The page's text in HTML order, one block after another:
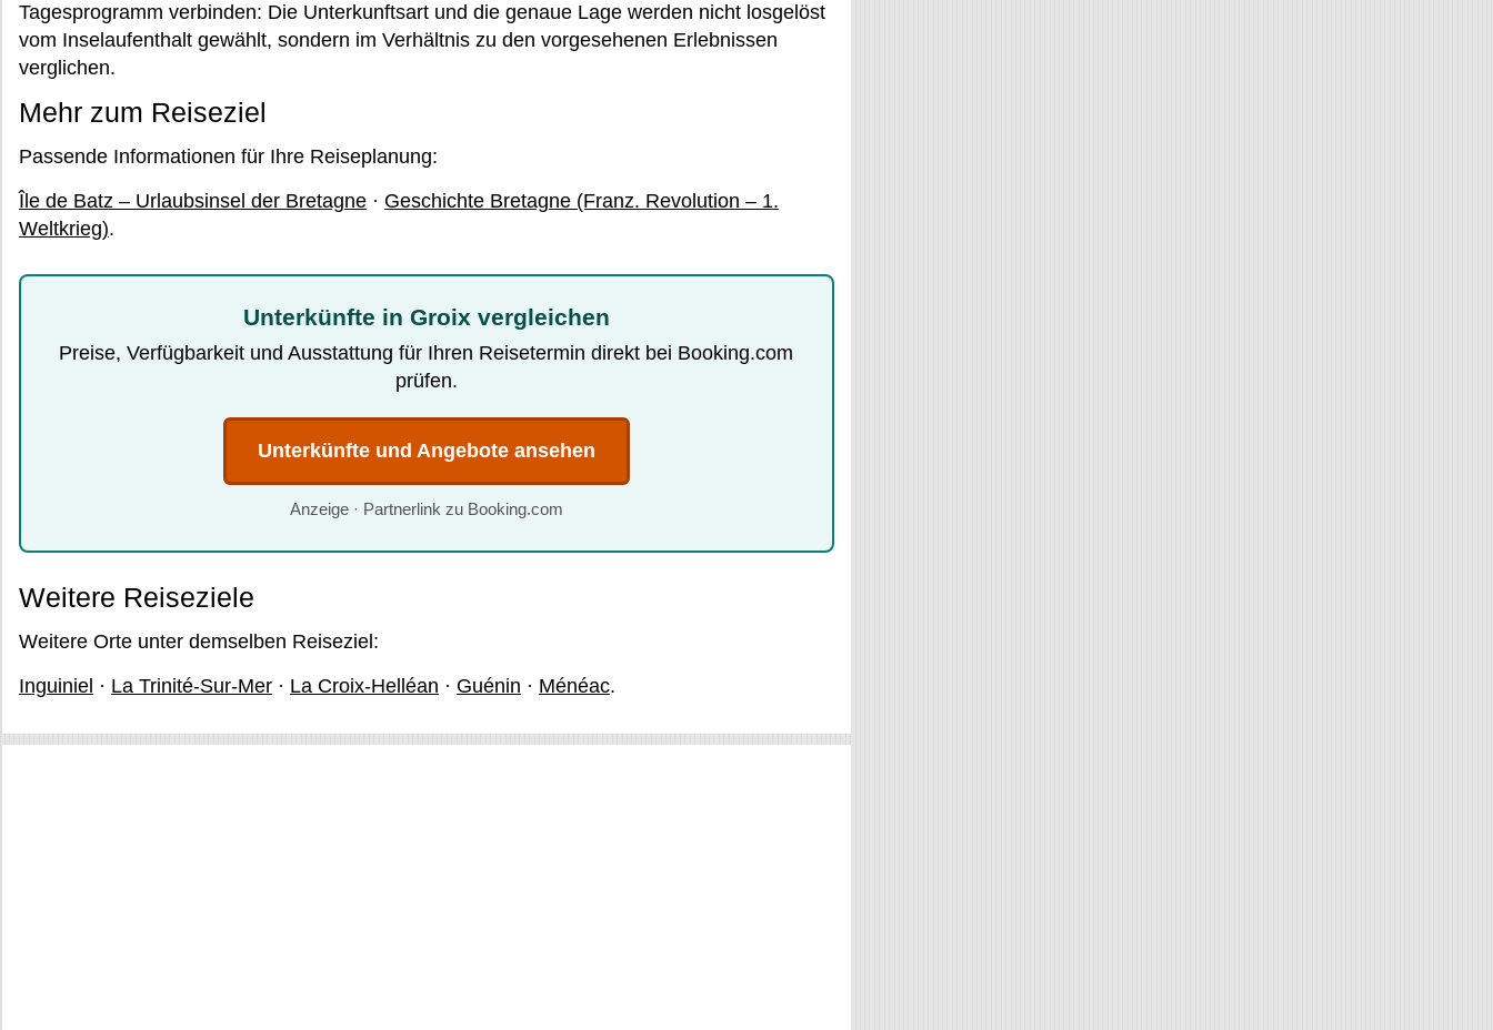
Tagesprogramm verbinden: Die Unterkunftsart und die genaue Lage werden nicht losgelöst
vom Inselaufenthalt gewählt, sondern im Verhältnis zu den vorgesehenen Erlebnissen
verglichen.
Mehr zum Reiseziel
Passende Informationen für Ihre Reiseplanung:
Île de Batz – Urlaubsinsel der Bretagne · Geschichte Bretagne (Franz. Revolution – 1.
Weltkrieg).
Unterkünfte in Groix vergleichen
Preise, Verfügbarkeit und Ausstattung für Ihren Reisetermin direkt bei Booking.com
prüfen.
Unterkünfte und Angebote ansehen
Anzeige · Partnerlink zu Booking.com
Weitere Reiseziele
Weitere Orte unter demselben Reiseziel:
Inguiniel · La Trinité-Sur-Mer · La Croix-Helléan · Guénin · Ménéac.